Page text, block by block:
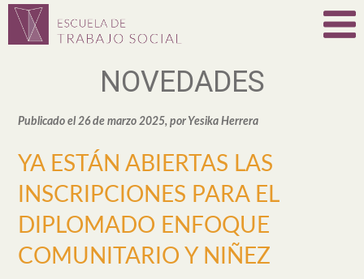
NOVEDADES
Publicado el 26 de marzo 2025, por Yesika Herrera
YA ESTÁN ABIERTAS LAS
INSCRIPCIONES PARA EL
DIPLOMADO ENFOQUE
COMUNITARIO Y NIÑEZ